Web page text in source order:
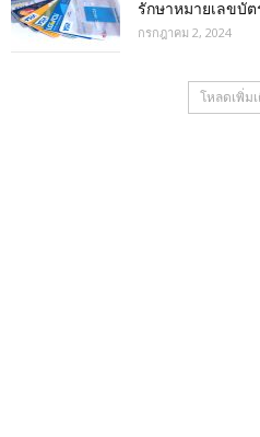
รักษาหมายเลขบั
กรกฎาคม 2, 2024
โหลดเพิ่ม